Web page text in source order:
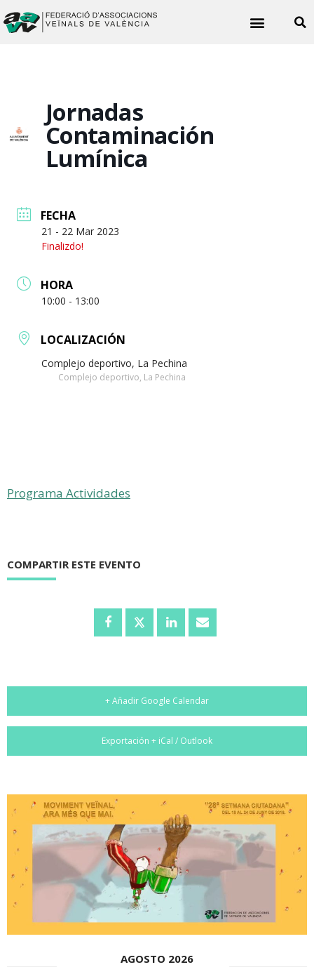
Jornadas
Contaminación
Lumínica
FECHA
21 - 22 Mar 2023
Finalizdo!
HORA
10:00 - 13:00
LOCALIZACIÓN
Complejo deportivo, La Pechina
Complejo deportivo, La Pechina
Programa Actividades
COMPARTIR ESTE EVENTO
+ Añadir Google Calendar
Exportación + iCal / Outlook
AGOSTO 2026